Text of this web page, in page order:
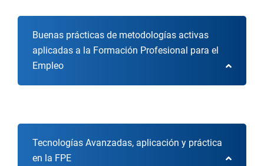
Buenas prácticas de metodologías activas
aplicadas a la Formación Profesional para el
Empleo
Tecnologías Avanzadas, aplicación y práctica
en la FPE